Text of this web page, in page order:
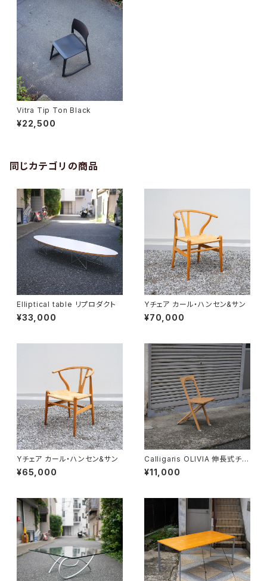
Vitra Tip Ton Black
¥22,500
同じカテゴリの商品
Elliptical table リプロダクト
¥33,000
Yチェア カール・ハンセン&サン
¥70,000
Yチェア カール・ハンセン&サン
¥65,000
Calligaris OLIVIA 伸長式チェ
ア
¥11,000